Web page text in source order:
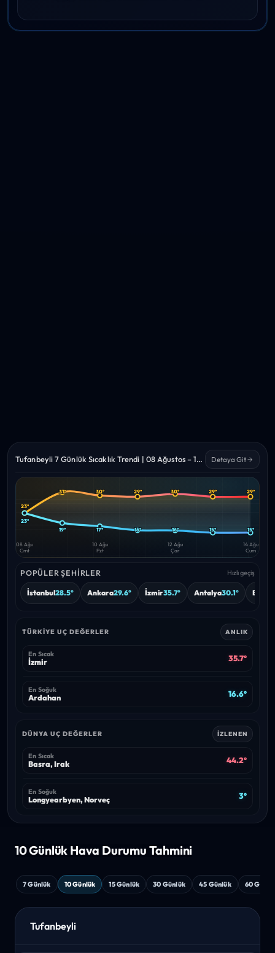
Tufanbeyli 7 Günlük Sıcaklık Trendi | 08 Ağustos – 14 Ağustos 2026 Detaya Git
Yüksek Düşük
23°
23°
31°
19°
30°
17°
29°
16°
30°
16°
29°
15°
29°
15°
08 Ağu
Cmt
10 Ağu
Pzt
12 Ağu
Çar
14 Ağu
Cum
POPÜLER ŞEHIRLER Hızlı geçiş
İstanbul28.5° Ankara29.6° İzmir35.7° Antalya30.1° Bursa
TÜRKIYE UÇ DEĞERLER ANLIK
En Sıcak
İzmir 35.7°
En Soğuk
Ardahan 16.6°
DÜNYA UÇ DEĞERLER İZLENEN
En Sıcak
Basra, Irak 44.2°
En Soğuk
Longyearbyen, Norveç 3°
10 Günlük Hava Durumu Tahmini
7 Günlük 10 Günlük 15 Günlük 30 Günlük 45 Günlük 60
Tufanbeyli